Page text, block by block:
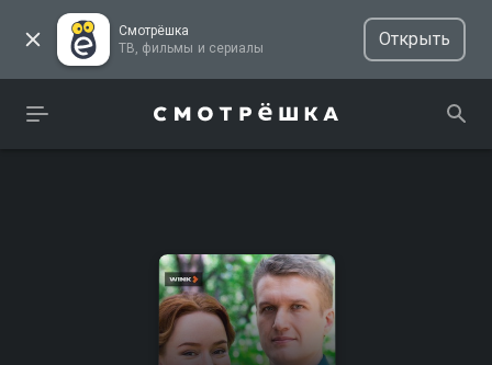
Смотрёшка
ТВ, фильмы и сериалы
Открыть